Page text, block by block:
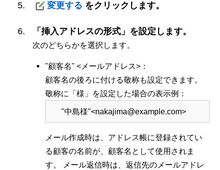
変更する をクリックします。
「挿入アドレスの形式」を設定します。
次のどちらかを選択します。
"顧客名" <メールアドレス>：
顧客名の後ろに付ける敬称も設定できます。
敬称に「様」を設定した場合の表示例：
"中島様"<nakajima@example.com>
メール作成時は、アドレス帳に登録されてい
る顧客の名前が、顧客名として使用されま
す。 メール返信時は、返信先のメールアドレ